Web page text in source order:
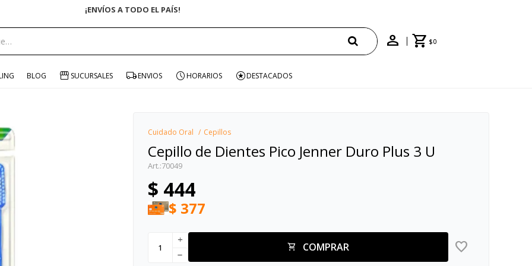
ENVÍO GRATIS EN COMPRAS +$1500 CON CUPÓN "ENVÍO"
$0
BLOG SUCURSALES ENVIOS HORARIOS DESTACADOS
Cuidado Oral Cepillos
Cepillo de Dientes Pico Jenner Duro Plus 3 U
70049
$ 444
$ 377
COMPRAR
add
remove